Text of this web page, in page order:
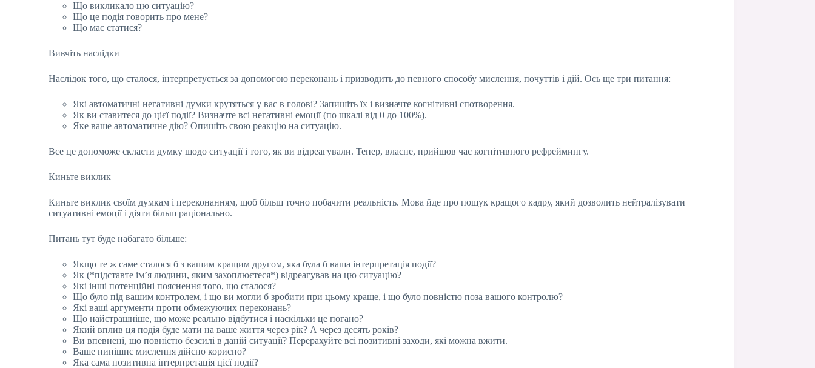
Що викликало цю ситуацію?
Що це подія говорить про мене?
Що має статися?
Вивчіть наслідки
Наслідок того, що сталося, інтерпретується за допомогою переконань і призводить до певного способу мислення, почуттів і дій. Ось ще три питання:
Які автоматичні негативні думки крутяться у вас в голові? Запишіть їх і визначте когнітивні спотворення.
Як ви ставитеся до цієї події? Визначте всі негативні емоції (по шкалі від 0 до 100%).
Яке ваше автоматичне дію? Опишіть свою реакцію на ситуацію.
Все це допоможе скласти думку щодо ситуації і того, як ви відреагували. Тепер, власне, прийшов час когнітивного рефреймингу.
Киньте виклик
Киньте виклик своїм думкам і переконанням, щоб більш точно побачити реальність. Мова йде про пошук кращого кадру, який дозволить нейтралізувати
ситуативні емоції і діяти більш раціонально.
Питань тут буде набагато більше:
Якщо те ж саме сталося б з вашим кращим другом, яка була б ваша інтерпретація події?
Як (*підставте ім’я людини, яким захоплюєтеся*) відреагував на цю ситуацію?
Які інші потенційні пояснення того, що сталося?
Що було під вашим контролем, і що ви могли б зробити при цьому краще, і що було повністю поза вашого контролю?
Які ваші аргументи проти обмежуючих переконань?
Що найстрашніше, що може реально відбутися і наскільки це погано?
Який вплив ця подія буде мати на ваше життя через рік? А через десять років?
Ви впевнені, що повністю безсилі в даній ситуації? Перерахуйте всі позитивні заходи, які можна вжити.
Ваше нинішнє мислення дійсно корисно?
Яка сама позитивна інтерпретація цієї події?